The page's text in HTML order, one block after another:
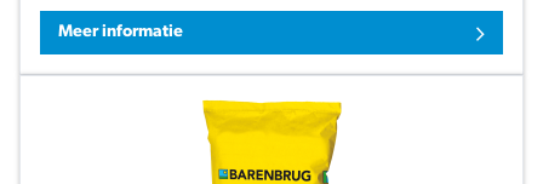
Meer informatie